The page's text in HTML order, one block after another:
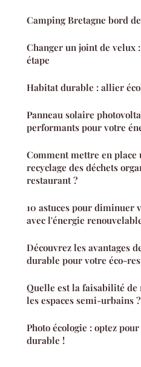
Camping Bretagne bord
Changer un joint de velux
étape
Habitat durable : allier
Panneau solaire
performants pour votre
Comment mettre en place
recyclage des déchets
restaurant ?
10 astuces pour diminuer
avec l'énergie
Découvrez les avantages
durable pour votre éco-
Quelle est la faisabilité
les espaces semi-urbains ?
Photo écologie : optez
durable !